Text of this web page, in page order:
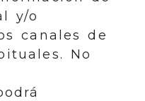
y/o
canales de
No